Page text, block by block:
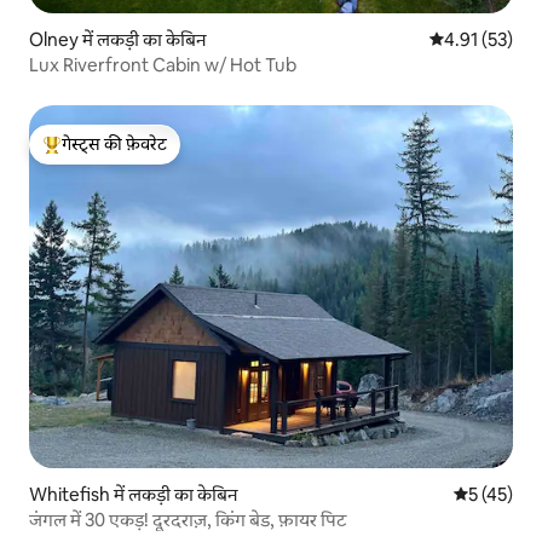
Olney में लकड़ी का केबिन औसत रेटिंग 5 में
4.91 (53)
Lux Riverfront Cabin w/ Hot Tub
गेस्ट्स का टॉप फ़ेवरेट
गेस्ट्स की फ़ेवरेट
Whitefish में लकड़ी का केबिन औसत रेटिंग
5 (45)
जंगल में 30 एकड़! दूरदराज़, किंग बेड, फ़ायर पिट